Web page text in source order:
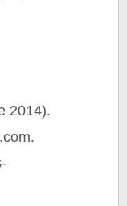
2014).